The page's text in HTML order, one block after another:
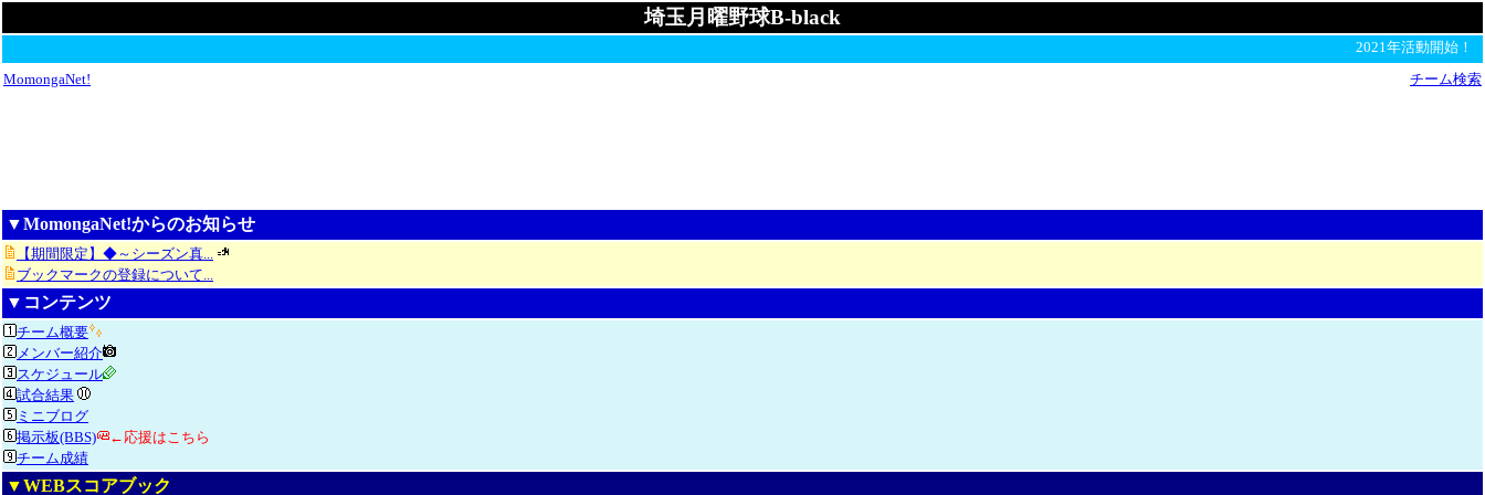
埼玉月曜野球B-black
2021年活動開始！
MomongaNet!
チーム検索
▼MomongaNet!からのお知らせ
【期間限定】◆～シーズン真...
ブックマークの登録について...
▼コンテンツ
チーム概要
メンバー紹介
スケジュール
試合結果
ミニブログ
掲示板(BBS)
←応援はこちら
チーム成績
▼WEBスコアブック